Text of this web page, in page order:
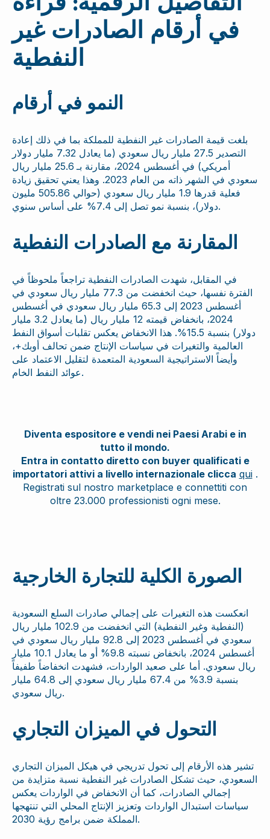
في أرقام الصادرات غير
النفطية
النمو في أرقام
بلغت قيمة الصادرات غير النفطية للمملكة بما في ذلك إعادة
التصدير 27.5 مليار ريال سعودي (ما يعادل 7.32 مليار دولار
أمريكي) في أغسطس 2024، مقارنة بـ 25.6 مليار ريال
سعودي في الشهر ذاته من العام 2023. وهذا يعني تحقيق زيادة
فعلية قدرها 1.9 مليار ريال سعودي (حوالي 505.86 مليون
دولار)، بنسبة نمو تصل إلى 7.4% على أساس سنوي.
المقارنة مع الصادرات النفطية
في المقابل، شهدت الصادرات النفطية تراجعاً ملحوظاً في
الفترة نفسها، حيث انخفضت من 77.3 مليار ريال سعودي في
أغسطس 2023 إلى 65.3 مليار ريال سعودي في أغسطس
2024، بانخفاض قيمته 12 مليار ريال (ما يعادل 3.2 مليار
دولار) بنسبة 15.5%. هذا الانخفاض يعكس تقلبات أسواق النفط
العالمية والتغيرات في سياسات الإنتاج ضمن تحالف أوبك+،
وأيضاً الاستراتيجية السعودية المتعمدة لتقليل الاعتماد على
عوائد النفط الخام.
Diventa espositore e vendi nei Paesi Arabi e in
tutto il mondo.
Entra in contatto diretto con buyer qualificati e
importatori attivi a livello internazionale clicca qui.
Registrati sul nostro marketplace e connettiti con
oltre 23.000 professionisti ogni mese.
الصورة الكلية للتجارة الخارجية
انعكست هذه التغيرات على إجمالي صادرات السلع السعودية
(النفطية وغير النفطية) التي انخفضت من 102.9 مليار ريال
سعودي في أغسطس 2023 إلى 92.8 مليار ريال سعودي في
أغسطس 2024، بانخفاض نسبته 9.8% أو ما يعادل 10.1 مليار
ريال سعودي. أما على صعيد الواردات، فشهدت انخفاضاً طفيفاً
بنسبة 3.9% من 67.4 مليار ريال سعودي إلى 64.8 مليار
ريال سعودي.
التحول في الميزان التجاري
تشير هذه الأرقام إلى تحول تدريجي في هيكل الميزان التجاري
السعودي، حيث تشكل الصادرات غير النفطية نسبة متزايدة من
إجمالي الصادرات، كما أن الانخفاض في الواردات يعكس
سياسات استبدال الواردات وتعزيز الإنتاج المحلي التي تنتهجها
المملكة ضمن برامج رؤية 2030.